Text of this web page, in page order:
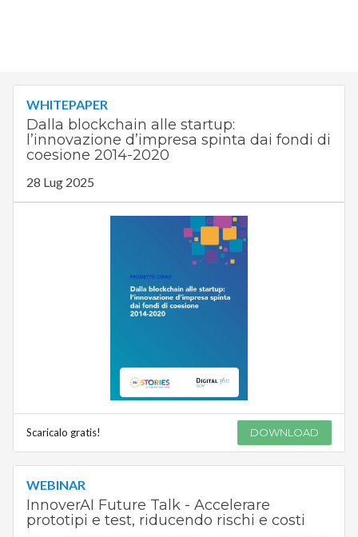
WHITEPAPER
Dalla blockchain alle startup:
l’innovazione d’impresa spinta dai fondi di
coesione 2014-2020
28 Lug 2025
Scaricalo gratis! DOWNLOAD
WEBINAR
InnoverAI Future Talk - Accelerare
prototipi e test, riducendo rischi e costi